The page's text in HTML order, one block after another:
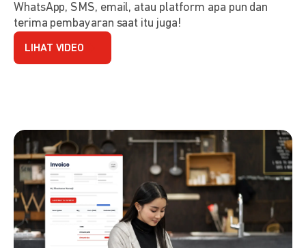
WhatsApp, SMS, email, atau platform apa pun dan
terima pembayaran saat itu juga!
LIHAT VIDEO